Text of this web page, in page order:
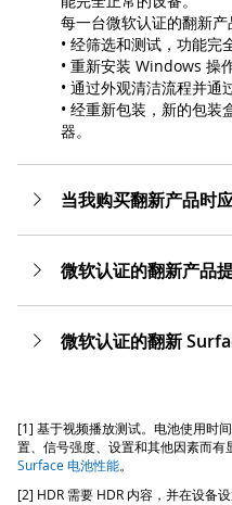
每一台微软认证的翻新产
• 经筛选和测试，功能完
• 重新安装 Windows 操
• 通过外观清洁流程并通
• 经重新包装，新的包装
器。
当我购买翻新产品时
微软认证的翻新产品
微软认证的翻新
[1] 基于视频播放测试。电池使用时
置、信号强度、设置和其他因素而
Surface 电池性能。
[2] HDR 需要 HDR 内容，并在设备设